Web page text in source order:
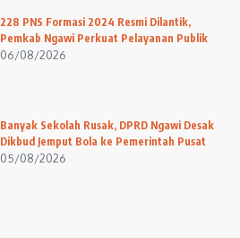
228 PNS Formasi 2024 Resmi Dilantik,
Pemkab Ngawi Perkuat Pelayanan Publik
06/08/2026
Banyak Sekolah Rusak, DPRD Ngawi Desak
Dikbud Jemput Bola ke Pemerintah Pusat
05/08/2026